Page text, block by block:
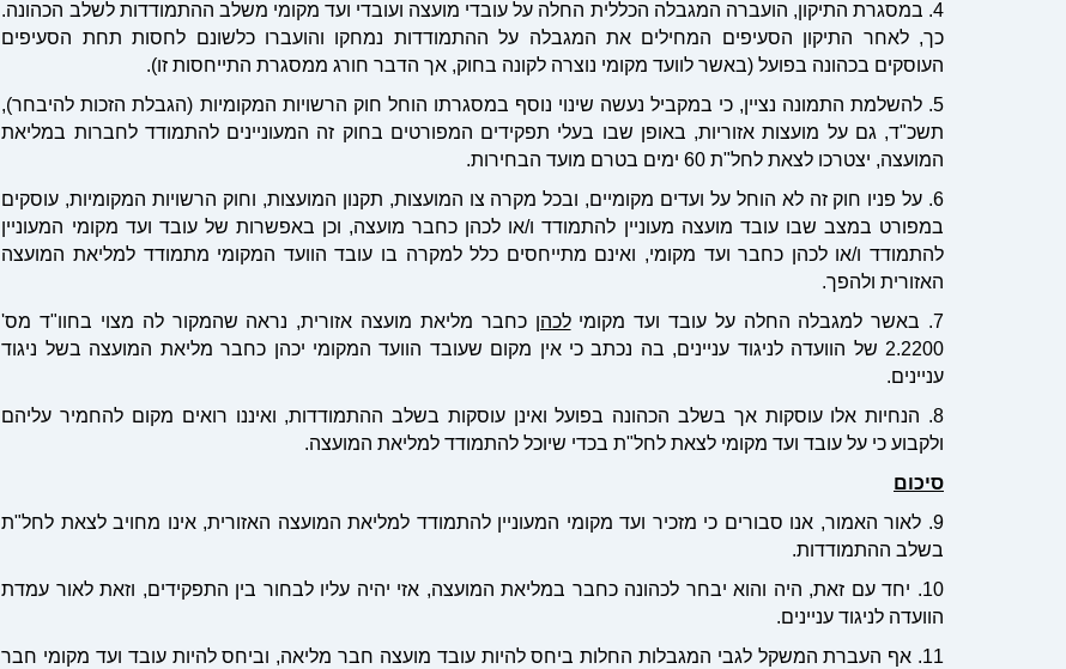
4. במסגרת התיקון, הועברה המגבלה הכללית החלה על עובדי מועצה ועובדי ועד מקומי משלב ההתמודדות לשלב הכהונה.
כך, לאחר התיקון הסעיפים המחילים את המגבלה על ההתמודדות נמחקו והועברו כלשונם לחסות תחת הסעיפים
העוסקים בכהונה בפועל (באשר לוועד מקומי נוצרה לקונה בחוק, אך הדבר חורג ממסגרת התייחסות זו).
5. להשלמת התמונה נציין, כי במקביל נעשה שינוי נוסף במסגרתו הוחל חוק הרשויות המקומיות (הגבלת הזכות להיבחר),
תשכ"ד, גם על מועצות אזוריות, באופן שבו בעלי תפקידים המפורטים בחוק זה המעוניינים להתמודד לחברות במליאת
המועצה, יצטרכו לצאת לחל"ת 60 ימים בטרם מועד הבחירות.
6. על פניו חוק זה לא הוחל על ועדים מקומיים, ובכל מקרה צו המועצות, תקנון המועצות, וחוק הרשויות המקומיות, עוסקים
במפורט במצב שבו עובד מועצה מעוניין להתמודד ו/או לכהן כחבר מועצה, וכן באפשרות של עובד ועד מקומי המעוניין
להתמודד ו/או לכהן כחבר ועד מקומי, ואינם מתייחסים כלל למקרה בו עובד הוועד המקומי מתמודד למליאת המועצה
האזורית ולהפך.
7. באשר למגבלה החלה על עובד ועד מקומי
לכהן כחבר מליאת מועצה אזורית, נראה שהמקור לה מצוי בחוו"ד מס'
2.2200 של הוועדה לניגוד עניינים, בה נכתב כי אין מקום שעובד הוועד המקומי יכהן כחבר מליאת המועצה בשל ניגוד
עניינים.
8. הנחיות אלו עוסקות אך בשלב הכהונה בפועל ואינן עוסקות בשלב ההתמודדות, ואיננו רואים מקום להחמיר עליהם
ולקבוע כי על עובד ועד מקומי לצאת לחל"ת בכדי שיוכל להתמודד למליאת המועצה.
סיכום
9. לאור האמור, אנו סבורים כי מזכיר ועד מקומי המעוניין להתמודד למליאת המועצה האזורית, אינו מחויב לצאת לחל"ת
בשלב ההתמודדות.
10. יחד עם זאת, היה והוא יבחר לכהונה כחבר במליאת המועצה, אזי יהיה עליו לבחור בין התפקידים, וזאת לאור עמדת
הוועדה לניגוד עניינים.
11. אף העברת המשקל לגבי המגבלות החלות ביחס להיות עובד מועצה חבר מליאה, וביחס להיות עובד ועד מקומי חבר